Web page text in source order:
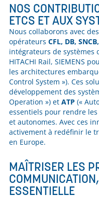
NOS
ETCS ET AUX
Nous collaborons avec
opérateurs CFL, DB,
intégrateurs de systèmes
HITACHI Rail, SIEMENS
les architectures
Control System »). Ces
développement des
Operation ») et ATP («
essentiels pour rendre
et autonomes. Avec ces
activement à redéfinir le
en Europe.
MAÎTRISER LES
ESSENTIELLE